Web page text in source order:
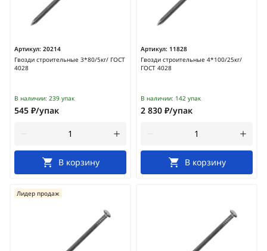
Артикул: 20214
Гвозди строительные 3*80/5кг/ ГОСТ
4028
В наличии: 239 упак
545 ₽/упак
В корзину
Артикул: 11828
Гвозди строительные 4*100/25кг/
ГОСТ 4028
В наличии: 142 упак
2 830 ₽/упак
В корзину
Лидер продаж